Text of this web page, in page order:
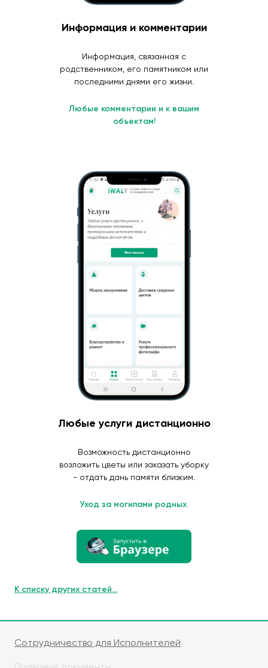
Информация и комментарии
Информация, связанная с
родственником, его памятником или
последними днями его жизни.
Любые комментарии и к вашим
объектам!
Любые услуги дистанционно
Возможность дистанционно
возложить цветы или заказать уборку
- отдать дань памяти близким.
Уход за могилами родных.
К списку других статей...
Сотрудничество для Исполнителей